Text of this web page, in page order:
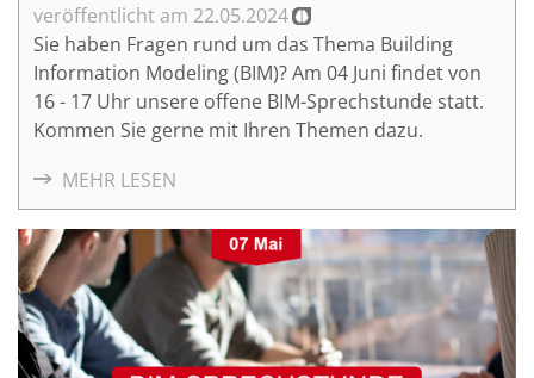
22.05.2024
Sie haben Fragen rund um das Thema Building
Information Modeling (BIM)? Am 04 Juni findet von
16 - 17 Uhr unsere offene BIM-Sprechstunde statt.
Kommen Sie gerne mit Ihren Themen dazu.
MEHR LESEN